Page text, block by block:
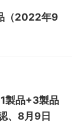
（2022年9
製品+3製品
、8月9日